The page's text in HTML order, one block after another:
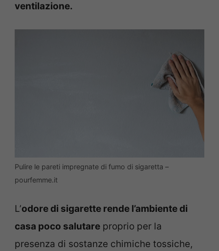
ventilazione.
Pulire le pareti impregnate di fumo di sigaretta –
pourfemme.it
L’odore di sigarette rende l’ambiente di
casa poco salutare proprio per la
presenza di sostanze chimiche tossiche,